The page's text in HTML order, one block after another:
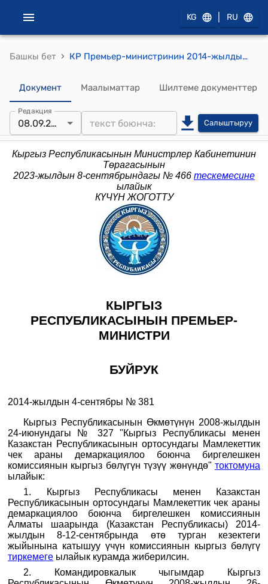
KG RU
Башкы бет › КР Премьер-министринин 2014-жылдын 4-сентябрындагы № 381 (Кыргыз Республикасы менен Казакстан Республикасынын ортосундагы Мамлекеттик чек араны демаркациялоо боюнча биргелешкен комиссиянын кезектеги жыйынына катышуу тууралуу) буйругу
Документ Маалыматтар Шилтеме документтер
Редакция
08.09.2023 Салыштыруу